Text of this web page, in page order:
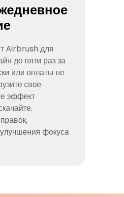
Airbrush для
до пяти раз за
или оплаты не
свое
эффект
фокуса